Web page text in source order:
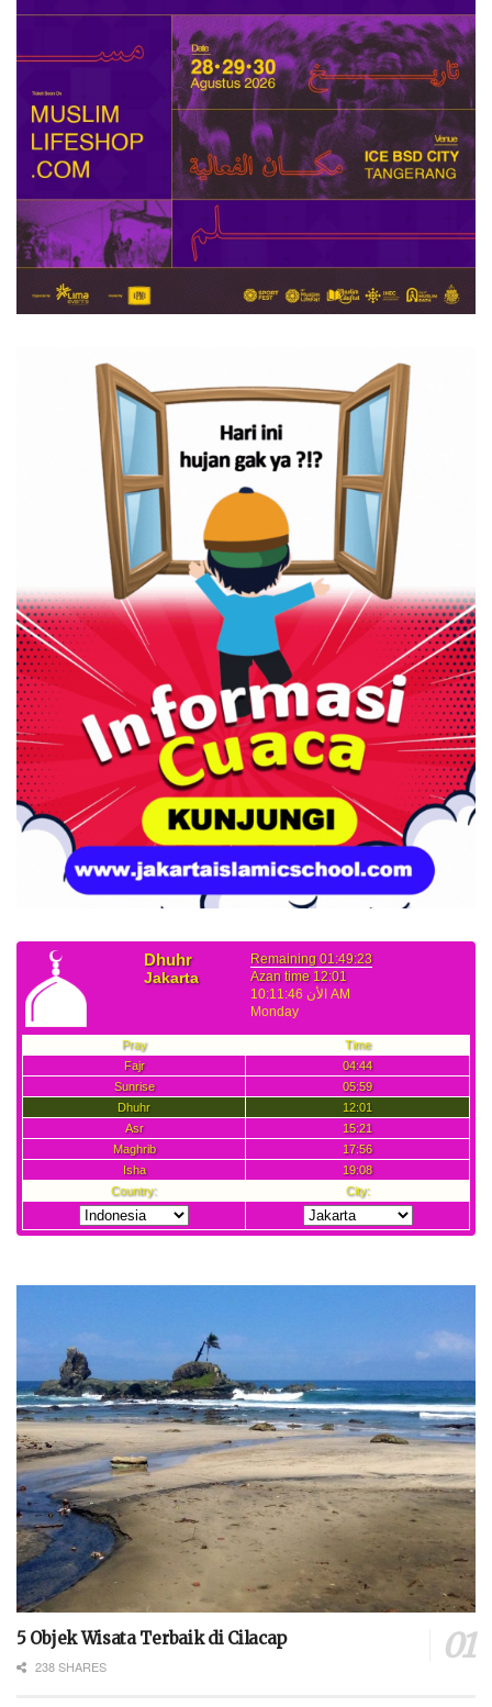
5 Objek Wisata Terbaik di Cilacap
238 SHARES